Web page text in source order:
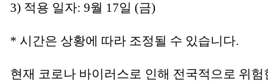
3) 적용 일자: 9월 17일 (금)
* 시간은 상황에 따라 조정될 수 있습니다.
현재 코로나 바이러스로 인해 전국적으로 위